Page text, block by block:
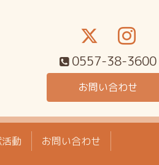
0557-38-3600
お問い合わせ
動 お問い合わせ